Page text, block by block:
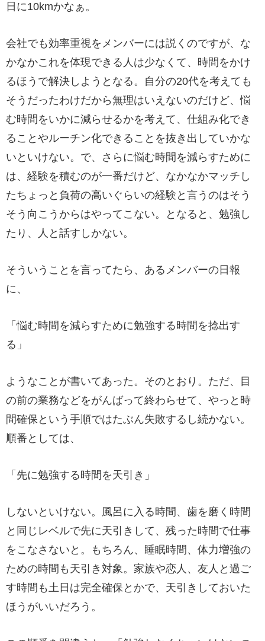
日に10kmかなぁ。
会社でも効率重視をメンバーには説くのですが、な
かなかこれを体現できる人は少なくて、時間をかけ
るほうで解決しようとなる。自分の20代を考えても
そうだったわけだから無理はいえないのだけど、悩
む時間をいかに減らせるかを考えて、仕組み化でき
ることやルーチン化できることを抜き出していかな
いといけない。で、さらに悩む時間を減らすために
は、経験を積むのが一番だけど、なかなかマッチし
たちょっと負荷の高いぐらいの経験と言うのはそう
そう向こうからはやってこない。となると、勉強し
たり、人と話すしかない。
そういうことを言ってたら、あるメンバーの日報
に、
「悩む時間を減らすために勉強する時間を捻出す
る」
ようなことが書いてあった。そのとおり。ただ、目
の前の業務などをがんばって終わらせて、やっと時
間確保という手順ではたぶん失敗するし続かない。
順番としては、
「先に勉強する時間を天引き」
しないといけない。風呂に入る時間、歯を磨く時間
と同じレベルで先に天引きして、残った時間で仕事
をこなさないと。もちろん、睡眠時間、体力増強の
ための時間も天引き対象。家族や恋人、友人と過ご
す時間も土日は完全確保とかで、天引きしておいた
ほうがいいだろう。